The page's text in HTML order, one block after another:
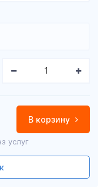
В корзину
услуг